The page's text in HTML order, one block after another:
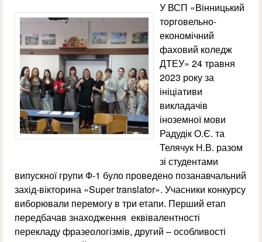
У ВСП «Вінницький
торговельно-
економічний
фаховий коледж
ДТЕУ» 24 травня
2023 року за
ініціативи
викладачів
іноземної мови
Радудік О.Є. та
Телячук Н.В. разом
зі студентами
випускної групи Ф-1 було проведено позанавчальний
захід-вікторина «Super translator». Учасники конкурсу
виборювали перемогу в три етапи. Перший етап
передбачав знаходження еквівалентності
перекладу фразеологізмів, другий – особливості